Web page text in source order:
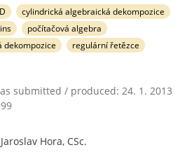
cylindrická algebraická dekompozice
počítačová algebra
dekompozice regulární řetězce
submitted / produced: 24. 1. 2013
Hora, CSc.